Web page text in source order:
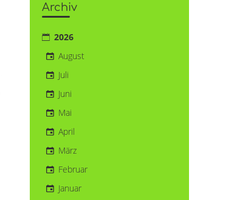
Archiv
2026
August
Juli
Juni
Mai
April
März
Februar
Januar